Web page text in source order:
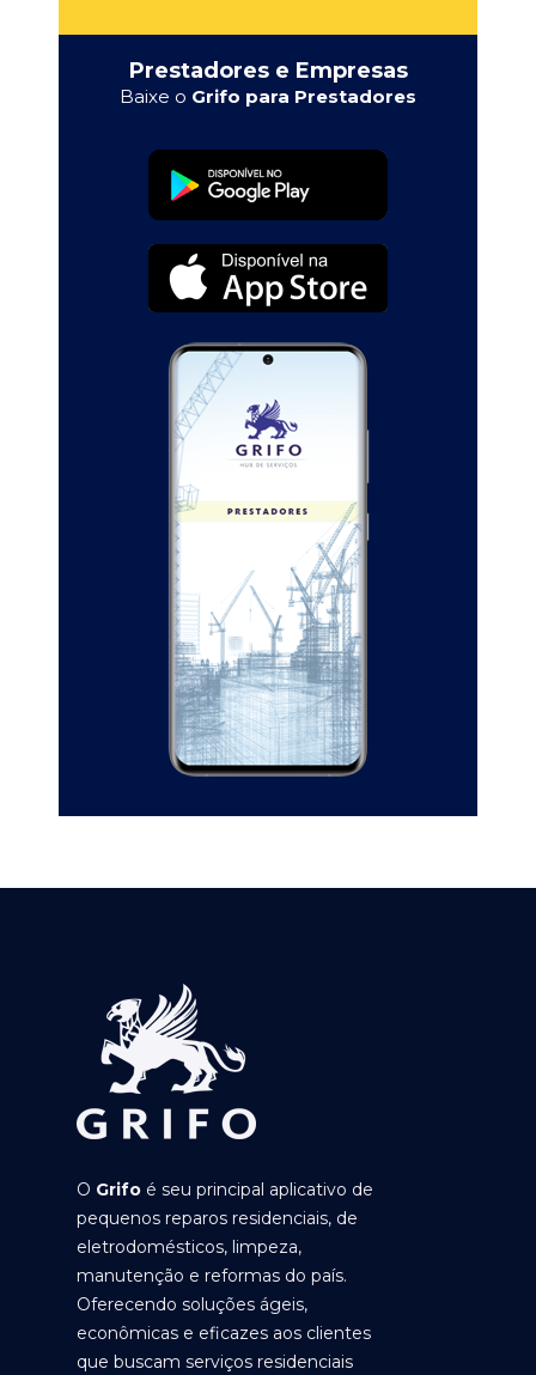
Prestadores e Empresas
Baixe o Grifo para Prestadores
O Grifo é seu principal aplicativo de
pequenos reparos residenciais, de
eletrodomésticos, limpeza,
manutenção e reformas do país.
Oferecendo soluções ágeis,
econômicas e eficazes aos clientes
que buscam serviços residenciais